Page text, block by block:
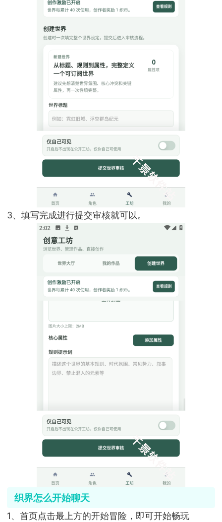
3、填写完成进行提交审核就可以。
织界怎么开始聊天
1、首页点击最上方的开始冒险，即可开始畅玩